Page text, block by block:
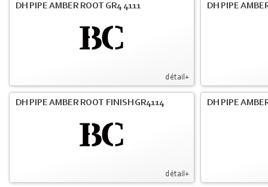
détail+
DH PIPE AMBER ROOT GR4 4111 DH PIPE
détail+
DH PIPE AMBER ROOT FINISH GR4114 DH PIPE